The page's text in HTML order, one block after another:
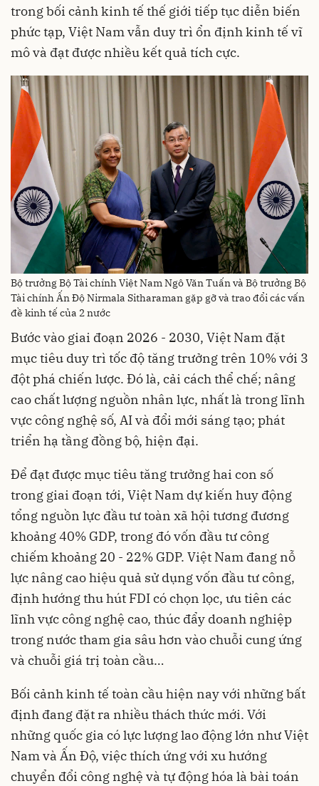
trong bối cảnh kinh tế thế giới tiếp tục diễn biến
phức tạp, Việt Nam vẫn duy trì ổn định kinh tế vĩ
mô và đạt được nhiều kết quả tích cực.
Bộ trưởng Bộ Tài chính Việt Nam Ngô Văn Tuấn và Bộ trưởng Bộ
Tài chính Ấn Độ Nirmala Sitharaman gặp gỡ và trao đổi các vấn
đề kinh tế của 2 nước
Bước vào giai đoạn 2026 - 2030, Việt Nam đặt
mục tiêu duy trì tốc độ tăng trưởng trên 10% với 3
đột phá chiến lược. Đó là, cải cách thể chế; nâng
cao chất lượng nguồn nhân lực, nhất là trong lĩnh
vực công nghệ số, AI và đổi mới sáng tạo; phát
triển hạ tầng đồng bộ, hiện đại.
Để đạt được mục tiêu tăng trưởng hai con số
trong giai đoạn tới, Việt Nam dự kiến huy động
tổng nguồn lực đầu tư toàn xã hội tương đương
khoảng 40% GDP, trong đó vốn đầu tư công
chiếm khoảng 20 - 22% GDP. Việt Nam đang nỗ
lực nâng cao hiệu quả sử dụng vốn đầu tư công,
định hướng thu hút FDI có chọn lọc, ưu tiên các
lĩnh vực công nghệ cao, thúc đẩy doanh nghiệp
trong nước tham gia sâu hơn vào chuỗi cung ứng
và chuỗi giá trị toàn cầu…
Bối cảnh kinh tế toàn cầu hiện nay với những bất
định đang đặt ra nhiều thách thức mới. Với
những quốc gia có lực lượng lao động lớn như Việt
Nam và Ấn Độ, việc thích ứng với xu hướng
chuyển đổi công nghệ và tự động hóa là bài toán